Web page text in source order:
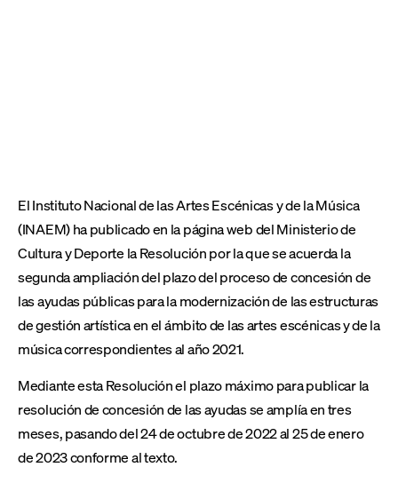
El Instituto Nacional de las Artes Escénicas y de la Música
(INAEM) ha publicado en la página web del Ministerio de
Cultura y Deporte la Resolución por la que se acuerda la
segunda ampliación del plazo del proceso de concesión de
las ayudas públicas para la modernización de las estructuras
de gestión artística en el ámbito de las artes escénicas y de la
música correspondientes al año 2021.
Mediante esta Resolución el plazo máximo para publicar la
resolución de concesión de las ayudas se amplía en tres
meses, pasando del 24 de octubre de 2022 al 25 de enero
de 2023 conforme al texto.